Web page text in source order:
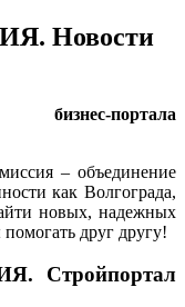
Новости
бизнес-портала
– объединение
как Волгограда,
новых, надежных
друг другу!
Стройпортал